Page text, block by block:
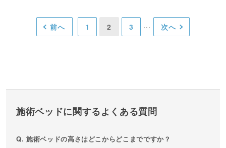
前へ 1 2 3 次へ
施術ベッドに関するよくある質問
施術ベッドの高さはどこからどこまでですか？